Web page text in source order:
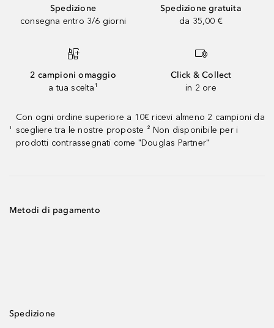
Spedizione
consegna entro 3/6 giorni
Spedizione gratuita
da 35,00 €
2 campioni omaggio
a tua scelta¹
Click & Collect
in 2 ore
¹
Con ogni ordine superiore a 10€ ricevi almeno 2 campioni da
scegliere tra le nostre proposte ² Non disponibile per i
prodotti contrassegnati come "Douglas Partner"
Metodi di pagamento
Spedizione